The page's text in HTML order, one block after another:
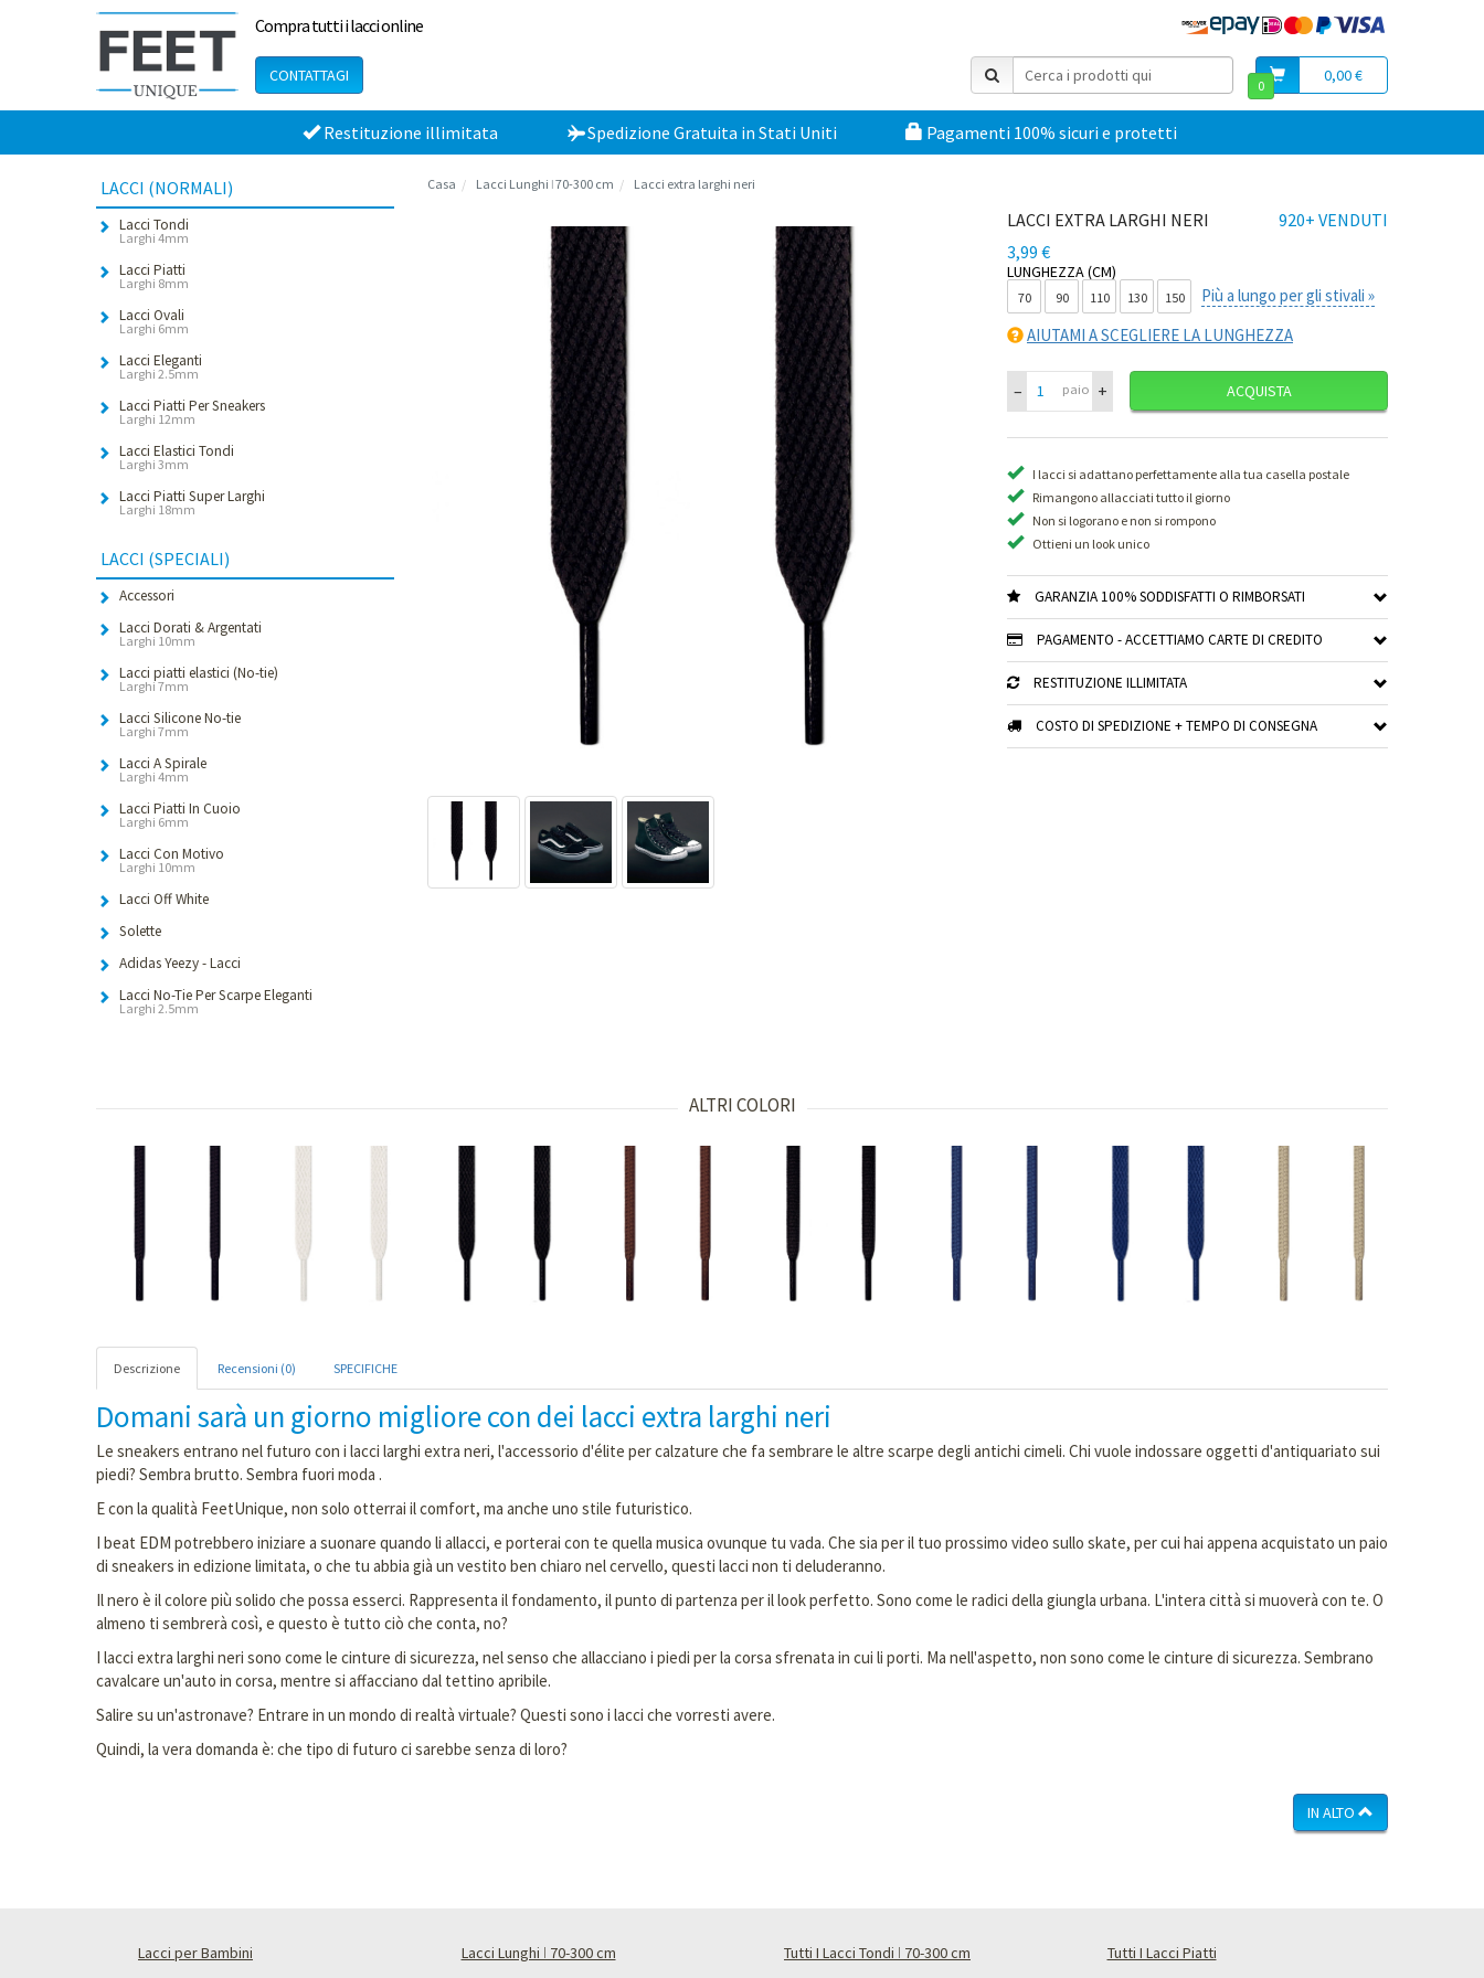
Compra tutti i lacci online
CONTATTAGI 0,00 €
0
Restituzione illimitata Spedizione Gratuita in Stati Uniti Pagamenti 100% sicuri e protetti
LACCI (NORMALI)
Lacci Tondi
Larghi 4mm
Lacci Piatti
Larghi 8mm
Lacci Ovali
Larghi 6mm
Lacci Eleganti
Larghi 2.5mm
Lacci Piatti Per Sneakers
Larghi 12mm
Lacci Elastici Tondi
Larghi 3mm
Lacci Piatti Super Larghi
Larghi 18mm
LACCI (SPECIALI)
Accessori
Lacci Dorati & Argentati
Larghi 10mm
Lacci piatti elastici (No-tie)
Larghi 7mm
Lacci Silicone No-tie
Larghi 7mm
Lacci A Spirale
Larghi 4mm
Lacci Piatti In Cuoio
Larghi 6mm
Lacci Con Motivo
Larghi 10mm
Lacci Off White
Solette
Adidas Yeezy - Lacci
Lacci No-Tie Per Scarpe Eleganti
Larghi 2.5mm
Casa Lacci Lunghi ǀ 70-300 cm Lacci extra larghi neri
920+ VENDUTI
LACCI EXTRA LARGHI NERI
3,99 €
LUNGHEZZA (CM)
70 90 110 130 150
Più a lungo per gli stivali »
AIUTAMI A SCEGLIERE LA LUNGHEZZA
– paio + ACQUISTA
I lacci si adattano perfettamente alla tua casella postale
Rimangono allacciati tutto il giorno
Non si logorano e non si rompono
Ottieni un look unico
GARANZIA 100% SODDISFATTI O RIMBORSATI
PAGAMENTO - ACCETTIAMO CARTE DI CREDITO
RESTITUZIONE ILLIMITATA
COSTO DI SPEDIZIONE + TEMPO DI CONSEGNA
ALTRI COLORI
Descrizione Recensioni (0) SPECIFICHE
Domani sarà un giorno migliore con dei lacci extra larghi neri
Le sneakers entrano nel futuro con i lacci larghi extra neri, l'accessorio d'élite per calzature che fa sembrare le altre scarpe degli antichi cimeli. Chi vuole indossare oggetti d'antiquariato sui
piedi? Sembra brutto. Sembra fuori moda .
E con la qualità FeetUnique, non solo otterrai il comfort, ma anche uno stile futuristico.
I beat EDM potrebbero iniziare a suonare quando li allacci, e porterai con te quella musica ovunque tu vada. Che sia per il tuo prossimo video sullo skate, per cui hai appena acquistato un paio
di sneakers in edizione limitata, o che tu abbia già un vestito ben chiaro nel cervello, questi lacci non ti deluderanno.
Il nero è il colore più solido che possa esserci. Rappresenta il fondamento, il punto di partenza per il look perfetto. Sono come le radici della giungla urbana. L'intera città si muoverà con te. O
almeno ti sembrerà così, e questo è tutto ciò che conta, no?
I lacci extra larghi neri sono come le cinture di sicurezza, nel senso che allacciano i piedi per la corsa sfrenata in cui li porti. Ma nell'aspetto, non sono come le cinture di sicurezza. Sembrano
cavalcare un'auto in corsa, mentre si affacciano dal tettino apribile.
Salire su un'astronave? Entrare in un mondo di realtà virtuale? Questi sono i lacci che vorresti avere.
Quindi, la vera domanda è: che tipo di futuro ci sarebbe senza di loro?
IN ALTO
Lacci per Bambini Lacci Lunghi ǀ 70-300 cm Tutti I Lacci Tondi ǀ 70-300 cm
Tutti I Lacci Piatti